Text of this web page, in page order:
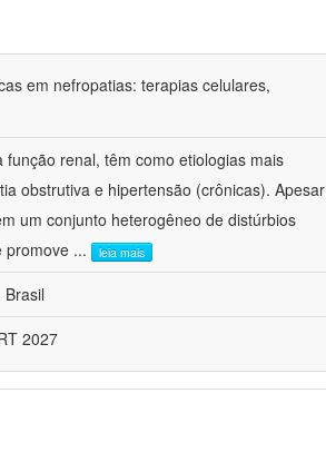
em nefropatias: terapias celulares,
renal, têm como etiologias mais
obstrutiva e hipertensão (crônicas). Apesar
um conjunto heterogêneo de distúrbios
promove ... leia mais
2027